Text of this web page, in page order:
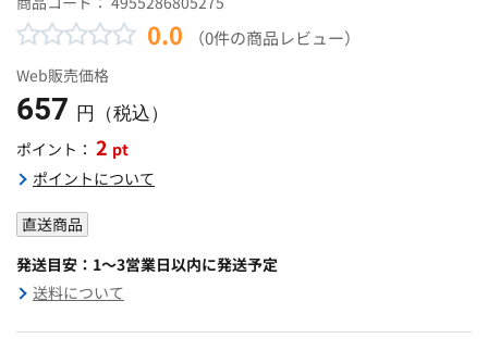
0.0 （0件の商品レビュー）
Web販売価格
657 円（税込）
ポイント： 2 pt
ポイントについて
直送商品
発送目安：1～3営業日以内に発送予定
送料について